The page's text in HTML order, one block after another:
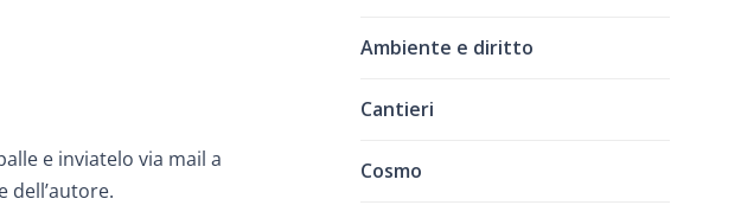
e inviatelo via mail a
dell’autore.
Ambiente e diritto
Cantieri
Cosmo